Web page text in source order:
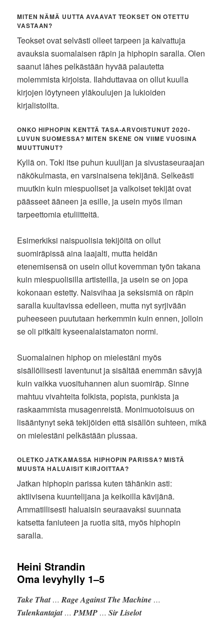
MITEN NÄMÄ UUTTA AVAAVAT TEOKSET ON OTETTU
VASTAAN?
Teokset ovat selvästi olleet tarpeen ja kaivattuja
avauksia suomalaisen räpin ja hiphopin saralla. Olen
saanut lähes pelkästään hyvää palautetta
molemmista kirjoista. Ilahduttavaa on ollut kuulla
kirjojen löytyneen yläkoulujen ja lukioiden
kirjalistoilta.
ONKO HIPHOPIN KENTTÄ TASA-ARVOISTUNUT 2020-
LUVUN SUOMESSA? MITEN SKENE ON VIIME VUOSINA
MUUTTUNUT?
Kyllä on. Toki itse puhun kuulijan ja sivustaseuraajan
näkökulmasta, en varsinaisena tekijänä. Selkeästi
muutkin kuin miespuoliset ja valkoiset tekijät ovat
päässeet ääneen ja esille, ja usein myös ilman
tarpeettomia etuliitteitä.
Esimerkiksi naispuolisia tekijöitä on ollut
suomiräpissä aina laajalti, mutta heidän
etenemisensä on usein ollut kovemman työn takana
kuin miespuolisilla artisteilla, ja usein se on jopa
kokonaan estetty. Naisvihaa ja seksismiä on räpin
saralla kuultavissa edelleen, mutta nyt syrjivään
puheeseen puututaan herkemmin kuin ennen, jolloin
se oli pitkälti kyseenalaistamaton normi.
Suomalainen hiphop on mielestäni myös
sisällöllisesti laventunut ja sisältää enemmän sävyjä
kuin vaikka vuosituhannen alun suomiräp. Sinne
mahtuu vivahteita folkista, popista, punkista ja
raskaammista musagenreistä. Monimuotoisuus on
lisääntynyt sekä tekijöiden että sisällön suhteen, mikä
on mielestäni pelkästään plussaa.
OLETKO JATKAMASSA HIPHOPIN PARISSA? MISTÄ
MUUSTA HALUAISIT KIRJOITTAA?
Jatkan hiphopin parissa kuten tähänkin asti:
aktiivisena kuuntelijana ja keikoilla kävijänä.
Ammatillisesti haluaisin seuraavaksi suunnata
katsetta faniuteen ja ruotia sitä, myös hiphopin
saralla.
Heini Strandin
Oma levyhylly 1–5
Take That…Rage Against The Machine …
Tulenkantajat…PMMP …Sir Liselot